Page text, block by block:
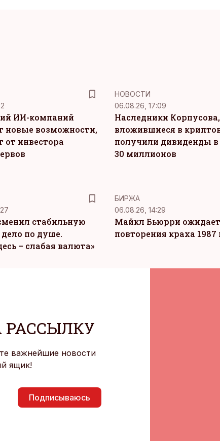
ИИ-компаний
новые возможности,
от инвестора
НОВОСТИ
06.08.26, 17:09
Наследники Корпусова,
вложившиеся в
получили дивиденды в
30 миллионов
стабильную
по душе.
– слабая валюта»
БИРЖА
06.08.26, 14:29
Майкл Бьюрри ожидает
повторения краха 1987
важнейшие новости
ящик!
Подписываюсь